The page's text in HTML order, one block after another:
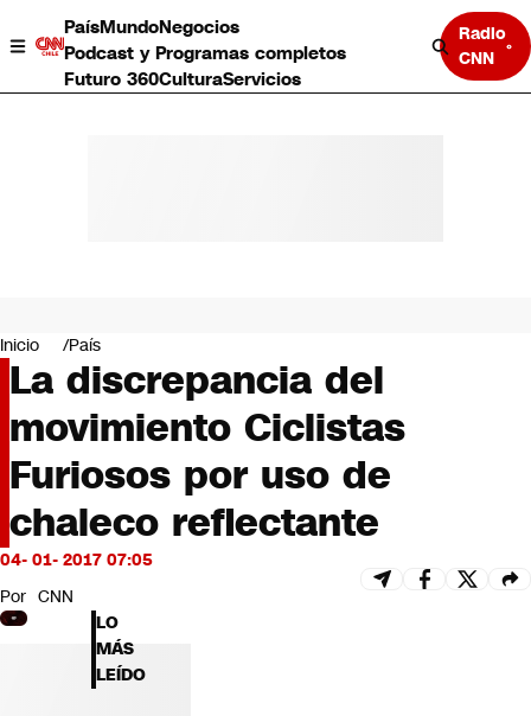
PaísMundoNegocios
Podcast y Programas completos
Futuro 360CulturaServicios
Radio
CNN
Negocios
Deportes
Programas completos
Cultura
Servicios
Bits
CNN tiempo
Futuro 360
Inicio País
La discrepancia del
movimiento Ciclistas
Furiosos por uso de
chaleco reflectante
04- 01- 2017 07:05
Por CNN
LO
MÁS
LEÍDO